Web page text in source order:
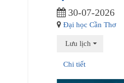
30-07-2026
Đại học Cần Thơ
Lưu lịch
Chi tiết